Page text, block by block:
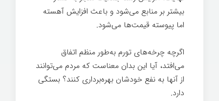
بیشتر بر منابع می‌شود و باعث افزایش آهسته
اما پیوسته قیمت‌ها می‌شود.
اگرچه چرخه‌های تورم به‌طور منظم اتفاق
می‌افتد، آیا این بدان معناست که مردم می‌توانند
از آنها به نفع خودشان بهره‌برداری کنند؟ بستگی
دارد.